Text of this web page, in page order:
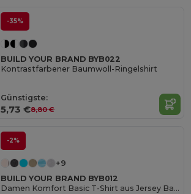
-35%
BUILD YOUR BRAND BYB022
Kontrastfarbener Baumwoll-Ringelshirt
Günstigste:
5,73 €8,80 €
-2%
+9
BUILD YOUR BRAND BYB012
Damen Komfort Basic T-Shirt aus Jersey Baumwolle